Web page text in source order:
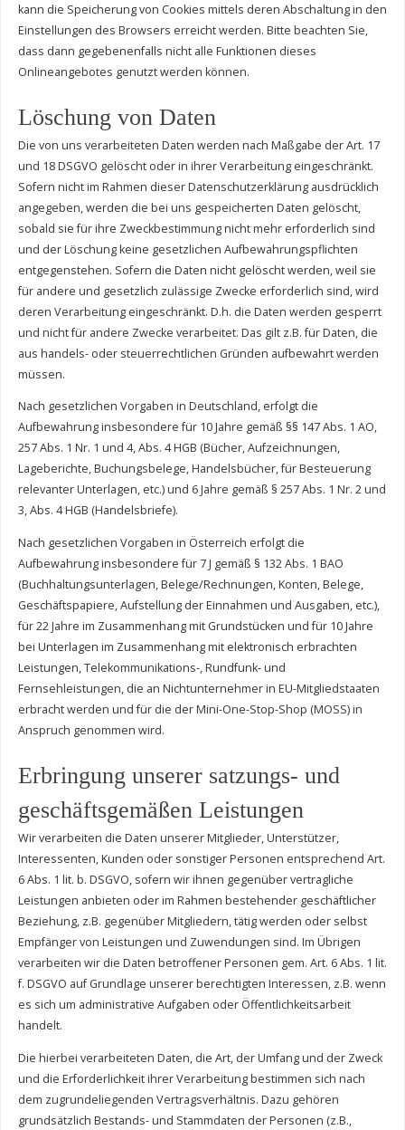
kann die Speicherung von Cookies mittels deren Abschaltung in den
Einstellungen des Browsers erreicht werden. Bitte beachten Sie,
dass dann gegebenenfalls nicht alle Funktionen dieses
Onlineangebotes genutzt werden können.
Löschung von Daten
Die von uns verarbeiteten Daten werden nach Maßgabe der Art. 17
und 18 DSGVO gelöscht oder in ihrer Verarbeitung eingeschränkt.
Sofern nicht im Rahmen dieser Datenschutzerklärung ausdrücklich
angegeben, werden die bei uns gespeicherten Daten gelöscht,
sobald sie für ihre Zweckbestimmung nicht mehr erforderlich sind
und der Löschung keine gesetzlichen Aufbewahrungspflichten
entgegenstehen. Sofern die Daten nicht gelöscht werden, weil sie
für andere und gesetzlich zulässige Zwecke erforderlich sind, wird
deren Verarbeitung eingeschränkt. D.h. die Daten werden gesperrt
und nicht für andere Zwecke verarbeitet. Das gilt z.B. für Daten, die
aus handels- oder steuerrechtlichen Gründen aufbewahrt werden
müssen.
Nach gesetzlichen Vorgaben in Deutschland, erfolgt die
Aufbewahrung insbesondere für 10 Jahre gemäß §§ 147 Abs. 1 AO,
257 Abs. 1 Nr. 1 und 4, Abs. 4 HGB (Bücher, Aufzeichnungen,
Lageberichte, Buchungsbelege, Handelsbücher, für Besteuerung
relevanter Unterlagen, etc.) und 6 Jahre gemäß § 257 Abs. 1 Nr. 2 und
3, Abs. 4 HGB (Handelsbriefe).
Nach gesetzlichen Vorgaben in Österreich erfolgt die
Aufbewahrung insbesondere für 7 J gemäß § 132 Abs. 1 BAO
(Buchhaltungsunterlagen, Belege/Rechnungen, Konten, Belege,
Geschäftspapiere, Aufstellung der Einnahmen und Ausgaben, etc.),
für 22 Jahre im Zusammenhang mit Grundstücken und für 10 Jahre
bei Unterlagen im Zusammenhang mit elektronisch erbrachten
Leistungen, Telekommunikations-, Rundfunk- und
Fernsehleistungen, die an Nichtunternehmer in EU-Mitgliedstaaten
erbracht werden und für die der Mini-One-Stop-Shop (MOSS) in
Anspruch genommen wird.
Erbringung unserer satzungs- und
geschäftsgemäßen Leistungen
Wir verarbeiten die Daten unserer Mitglieder, Unterstützer,
Interessenten, Kunden oder sonstiger Personen entsprechend Art.
6 Abs. 1 lit. b. DSGVO, sofern wir ihnen gegenüber vertragliche
Leistungen anbieten oder im Rahmen bestehender geschäftlicher
Beziehung, z.B. gegenüber Mitgliedern, tätig werden oder selbst
Empfänger von Leistungen und Zuwendungen sind. Im Übrigen
verarbeiten wir die Daten betroffener Personen gem. Art. 6 Abs. 1 lit.
f. DSGVO auf Grundlage unserer berechtigten Interessen, z.B. wenn
es sich um administrative Aufgaben oder Öffentlichkeitsarbeit
handelt.
Die hierbei verarbeiteten Daten, die Art, der Umfang und der Zweck
und die Erforderlichkeit ihrer Verarbeitung bestimmen sich nach
dem zugrundeliegenden Vertragsverhältnis. Dazu gehören
grundsätzlich Bestands- und Stammdaten der Personen (z.B.,